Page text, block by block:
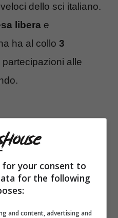
dello sci italiano.
libera e
ha al collo 3
partecipazioni alle
for your consent to
for the following
and content, advertising and